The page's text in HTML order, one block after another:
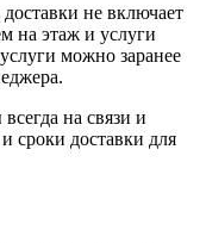
не включает
на этаж и услуги
можно заранее
на связи и
сроки доставки для